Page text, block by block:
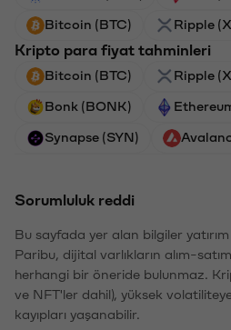
Bitcoin (BTC) Ripple
Kripto para fiyat tahminleri
Bitcoin (BTC) Ripple
Bonk (BONK)
Synapse (SYN)
Sorumluluk reddi
Bu sayfada yer alan bilgiler
Paribu, dijital varlıkların alım-
herhangi bir öneride bulunmaz.
ve NFT'ler dahil), yüksek
kayıpları yaşanabilir.